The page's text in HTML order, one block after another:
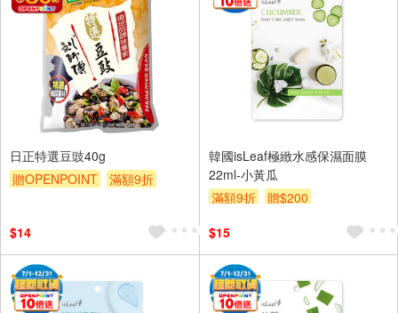
日正特選豆豉40g
贈OPENPOINT
滿額9折
$14
韓國isLeaf極緻水感保濕面膜
22ml-小黃瓜
滿額9折
贈$200
$15